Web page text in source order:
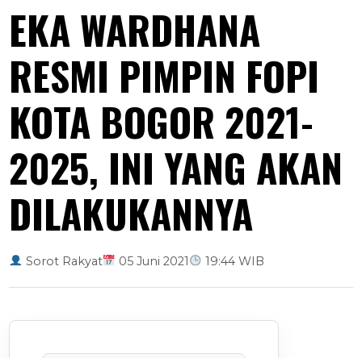
EKA WARDHANA
RESMI PIMPIN FOPI
KOTA BOGOR 2021-
2025, INI YANG AKAN
DILAKUKANNYA
Sorot Rakyat 05 Juni 2021 19:44 WIB